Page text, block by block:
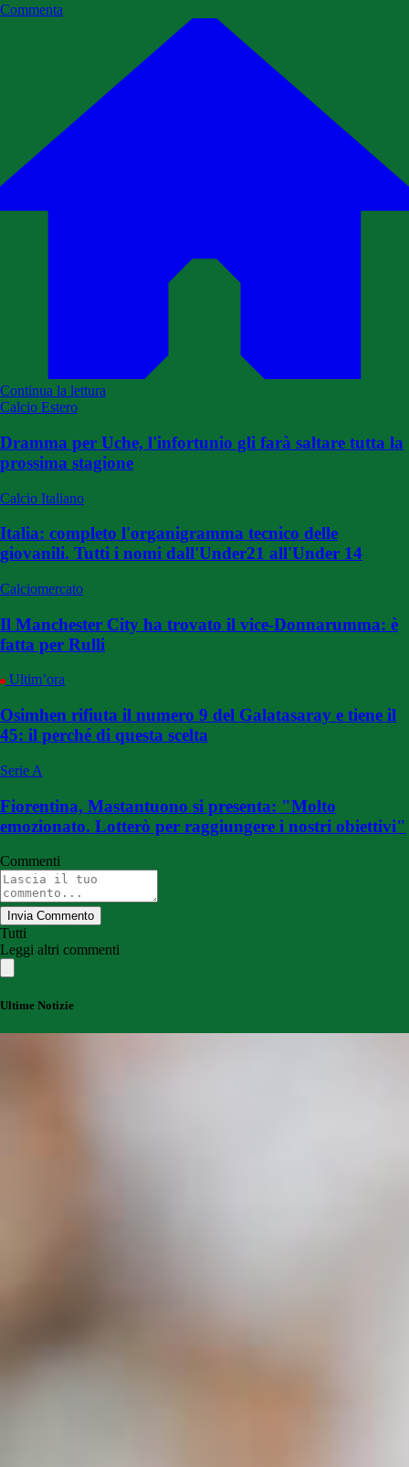
Commenta
Continua la lettura
Calcio Estero
Dramma per Uche, l'infortunio gli farà saltare tutta la
prossima stagione
Calcio Italiano
Italia: completo l'organigramma tecnico delle
giovanili. Tutti i nomi dall'Under21 all'Under 14
Calciomercato
Il Manchester City ha trovato il vice-Donnarumma: è
fatta per Rulli
Ultim’ora
Osimhen rifiuta il numero 9 del Galatasaray e tiene il
45: il perché di questa scelta
Serie A
Fiorentina, Mastantuono si presenta: "Molto
emozionato. Lotterò per raggiungere i nostri obiettivi"
Commenti
Invia Commento
Tutti
Leggi altri commenti
Ultime Notizie